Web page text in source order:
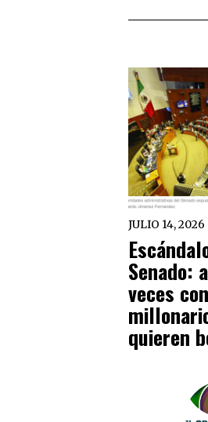
JULIO 14, 2026
Senado:
veces
quieren